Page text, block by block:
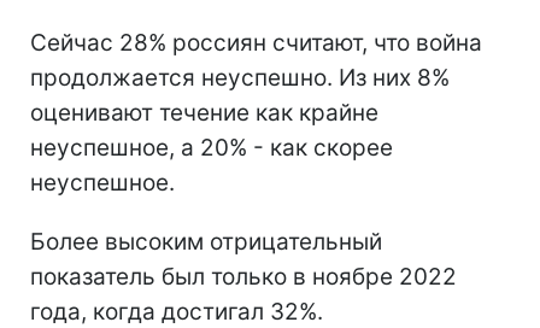
Сейчас 28% россиян считают, что война
продолжается неуспешно. Из них 8%
оценивают течение как крайне
неуспешное, а 20% - как скорее
неуспешное.
Более высоким отрицательный
показатель был только в ноябре 2022
года, когда достигал 32%.